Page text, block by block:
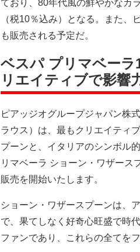
ており、80年代風の鮮やかなカ
（税10％込み）となる。また、
も販売される予定だ。
ベスパ プリマベーラ
リエイティブで影響
ピアッジオグループジャパン株
ラウス）は、最もクリエイティ
プーンと、イタリアのシンボル
リマベーラ ショーン・ワザース
販売を開始いたします。
ショーン・ワザースプーンは、
で、果てしなく好奇心旺盛で時
ファンであり、これらの全てを